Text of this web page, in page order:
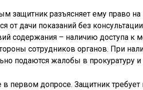
защитник разъясняет ему право
от дачи показаний без
содержания – наличию доступа к
сотрудников органов. При
подаются жалобы в прокуратуру
первом допросе. Защитник требует